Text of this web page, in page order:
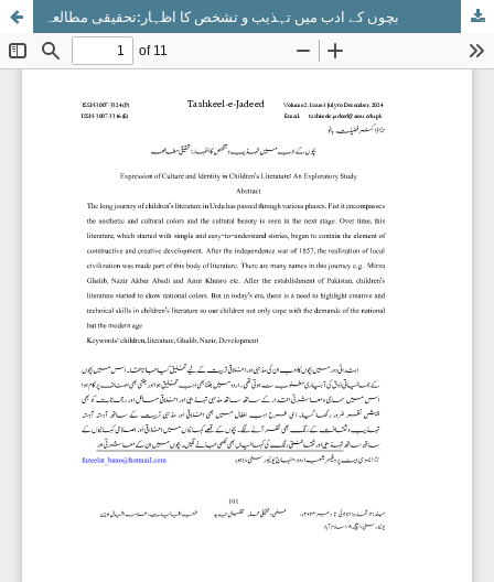
بچوں کے ادب میں تہذیب و تشخص کا اظہار:تحقیقی مطالعہ